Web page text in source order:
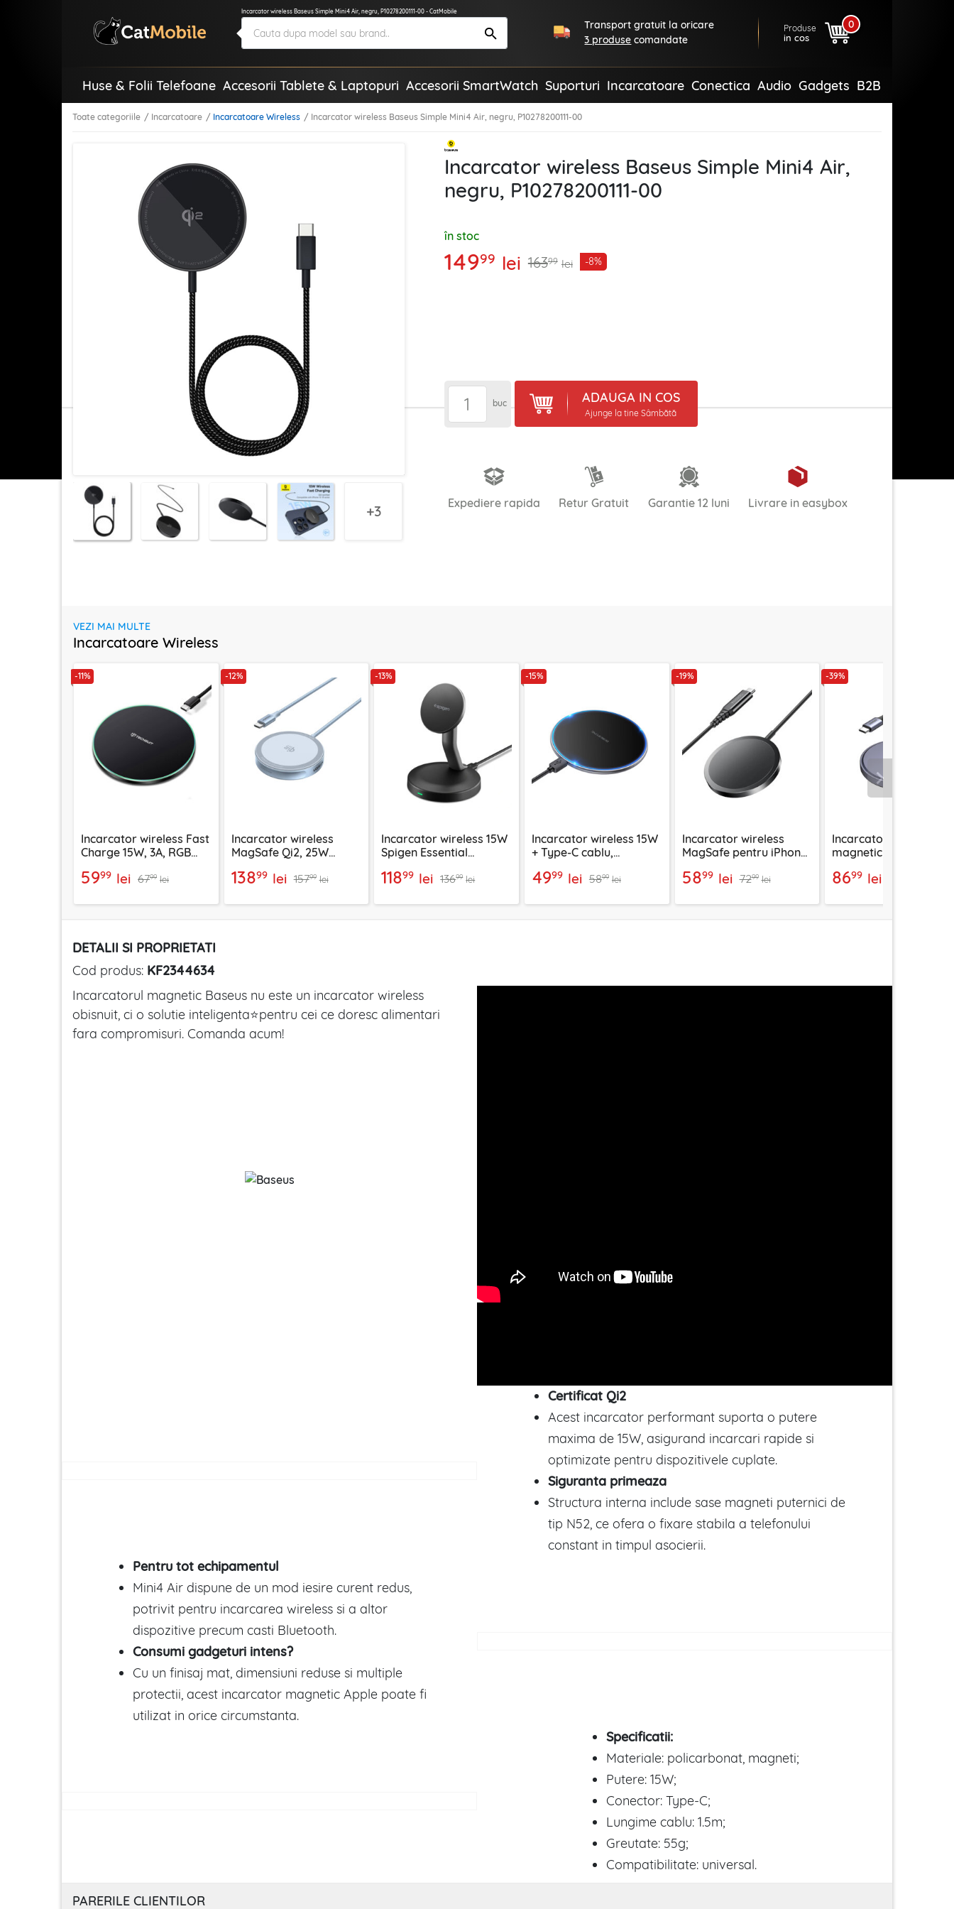
Incarcator wireless Baseus Simple Mini4 Air, negru, P10278200111-00 - CatMobile
Transport gratuit la oricare
3 produse comandate
Produse
in cos
0
Huse & Folii Telefoane Accesorii Tablete & Laptopuri Accesorii SmartWatch Suporturi Incarcatoare Conectica Audio Gadgets B2B
Toate categoriile Incarcatoare Incarcatoare Wireless Incarcator wireless Baseus Simple Mini4 Air, negru, P10278200111-00
3
Incarcator wireless Baseus Simple Mini4 Air,
negru, P10278200111-00
în stoc
14999 lei 16399 lei -8%
buc ADAUGA IN COS
Ajunge la tine Sâmbătă
Expediere rapida Retur Gratuit Garantie 12 luni Livrare in easybox
VEZI MAI MULTE
Incarcatoare Wireless
-11%
Incarcator wireless Fast
Charge 15W, 3A, RGB
CHWR031
5999 lei 6799 lei
-12%
Incarcator wireless
MagSafe Qi2, 25W
13899 lei 15799 lei
-13%
Incarcator wireless 15W
Spigen Essential
11899 lei 13699 lei
-15%
Incarcator wireless 15W
+ Type-C cablu,
4999 lei 5899 lei
-19%
Incarcator wireless
MagSafe pentru iPhone
5899 lei 7299 lei
-39%
Incarcator wireless
magnetic Qi2 Ugreen,
8699 lei
DETALII SI PROPRIETATI
Cod produs: KF2344634
Incarcatorul magnetic Baseus nu este un incarcator wireless
obisnuit, ci o solutie inteligenta⭐pentru cei ce doresc alimentari
fara compromisuri. Comanda acum!
Certificat Qi2
Acest incarcator performant suporta o putere
maxima de 15W, asigurand incarcari rapide si
optimizate pentru dispozitivele cuplate.
Siguranta primeaza
Structura interna include sase magneti puternici de
tip N52, ce ofera o fixare stabila a telefonului
constant in timpul asocierii.
Pentru tot echipamentul
Mini4 Air dispune de un mod iesire curent redus,
potrivit pentru incarcarea wireless si a altor
dispozitive precum casti Bluetooth.
Consumi gadgeturi intens?
Cu un finisaj mat, dimensiuni reduse si multiple
protectii, acest incarcator magnetic Apple poate fi
utilizat in orice circumstanta.
Specificatii:
Materiale: policarbonat, magneti;
Putere: 15W;
Conector: Type-C;
Lungime cablu: 1.5m;
Greutate: 55g;
Compatibilitate: universal.
PARERILE CLIENTILOR